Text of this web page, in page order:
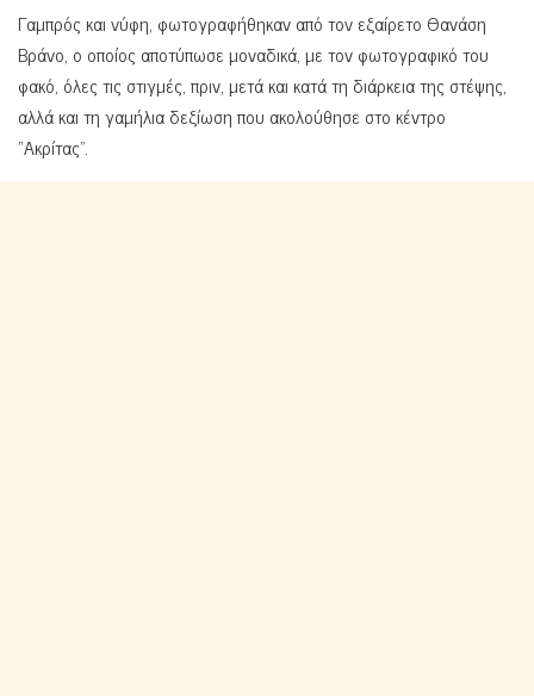
Γαμπρός και νύφη, φωτογραφήθηκαν από τον εξαίρετο Θανάση
Βράνο, ο οποίος αποτύπωσε μοναδικά, με τον φωτογραφικό του
φακό, όλες τις στιγμές, πριν, μετά και κατά τη διάρκεια της στέψης,
αλλά και τη γαμήλια δεξίωση που ακολούθησε στο κέντρο
“Ακρίτας”.